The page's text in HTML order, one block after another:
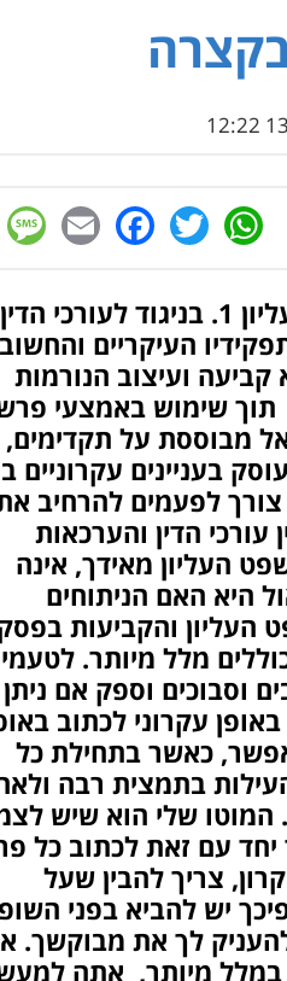
WhatsApp
Twitter
פסק הדין של בית משפט העליון 1. בניגוד לעורכי הדין
העיקריים
ועיצוב הנורמות
שימוש באמצעי
מבוססת על תקדימים,
בעניינים עקרוניים
לפעמים להרחיב
עורכי הדין והערכאות
העליון מאידך, אינה
היא האם הניתוחים
והקביעות
מלל מיותר.
וסבוכים וספק אם
נוהג באופן עקרוני לכתוב
כאשר בתחילת כל
בתמצית רבה
המוטו שלי הוא שיש
עם זאת לכתוב כל
טיעוני. 3. כעיקרון, צריך להבין שעל
יש להביא בפני
לך את מבוקשך.
במלל מיותר, אתה